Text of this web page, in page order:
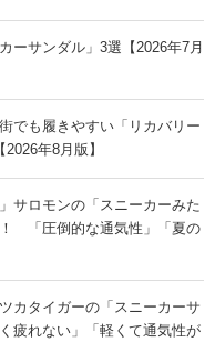
ーサンダル」3選【2026年7月
でも履きやすい「リカバリー
年8月版】
サロモンの「スニーカーみた
「圧倒的な通気性」「夏の
カタイガーの「スニーカーサ
疲れない」「軽くて通気性が